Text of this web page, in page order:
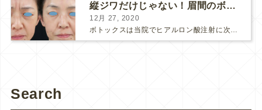
縦ジワだけじゃない！眉間のボトックス注射
12月 27, 2020
ボトックスは当院でヒアルロン酸注射に次いで人気のある治療です。 私自身、美容治療が制限されていた妊娠・授乳中に一番やりたかったのはボトックスで、 「ボトックスが世の中から無くなったら困る！」と...
Search